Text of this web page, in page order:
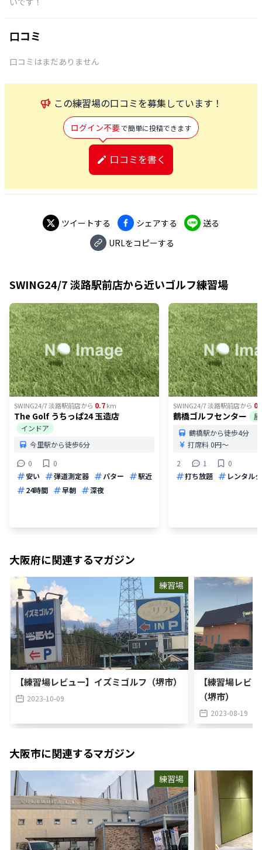
口コミ
口コミはまだありません
この練習場の口コミを募集しています！
ログイン不要で簡単に投稿できます
口コミを書く
ツイートする シェアする
送る
URLをコピーする
SWING24/7 淡路駅前店から近いゴルフ練習場
SWING24/7 淡路駅前店から 0.7km
The Golf うちっぱ24 玉造店
インドア
今里駅から徒歩6分
0
0
安い
弾道測定器 パター
駅近
24時間
早朝 深夜
SWING24/7 淡路駅前店から
鶴橋ゴルフセンター
鶴橋駅から徒歩4分
打席料0円〜
2
1
0
打ち放題
レンタル
大阪府に関連するマガジン
練習場
【練習場レビュー】イズミゴルフ（堺市）
2023-10-09
【練習場レビ
（堺市）
2023-08-19
大阪市に関連するマガジン
練習場